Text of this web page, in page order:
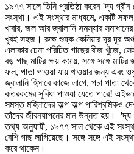
১৯৭৭ সালে তিনি প্রতিষ্ঠা করেন 'দ্য গ্রীন
সংস্থা। এই সংস্থার মাধ্যমে, একটি সফল
খাবার, জল আর জ্বালানি সমস্যার
খুবই সহজ। রুক্ষ শুষ্ক কেনিয়ার দূর দূর
এলাকার চেনা পরিচিত গাছের বীজ খুঁজে,
বড় গাছ মাটির ক্ষয় কমায়, সঙ্গে সঙ্গে
ফল, পাতা পাওয়া যায় খাওয়ার জন্য এবং
জ্বালানি হিসাবে কাজে লাগে, পচা পাতা
কতরকমের সুবিধা পাওয়া যেতে পারে!
সমস্ত মহিলাদের অল্প অল্প পারিশ্রমিকও
তাঁদের জীবনযাপনের মান উন্নত হয়। 'দ্য
তথ্য অনুযায়ী, ১৯৭৭ সাল থেকে এই
বেশি গাছ লাগিয়েছে। সঙ্গে সঙ্গে এই
করে থাকেন।